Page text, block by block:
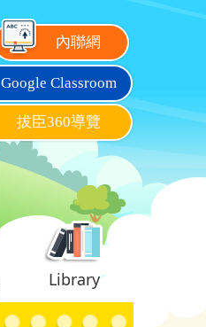
內聯網
Google Classroom
拔臣360導覽
Library